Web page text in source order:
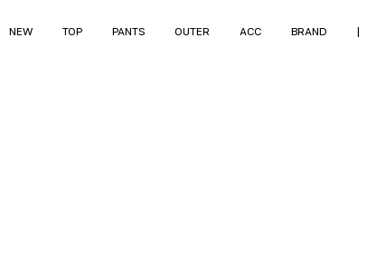
NEW TOP PANTS OUTER ACC BRAND